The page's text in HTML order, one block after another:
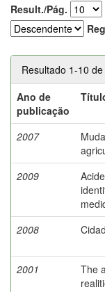
Result./Pág.
Resultado 1-10
Ano de
publicação
2007
2009
2008
2001
The